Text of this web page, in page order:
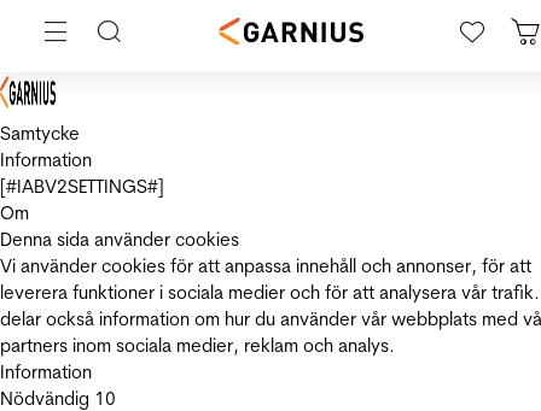
Samtycke
Information
[#IABV2SETTINGS#]
Om
Denna sida använder cookies
Vi använder cookies för att anpassa innehåll och annonser, för att
leverera funktioner i sociala medier och för att analysera vår
delar också information om hur du använder vår webbplats med
partners inom sociala medier, reklam och analys.
Information
Nödvändig 10